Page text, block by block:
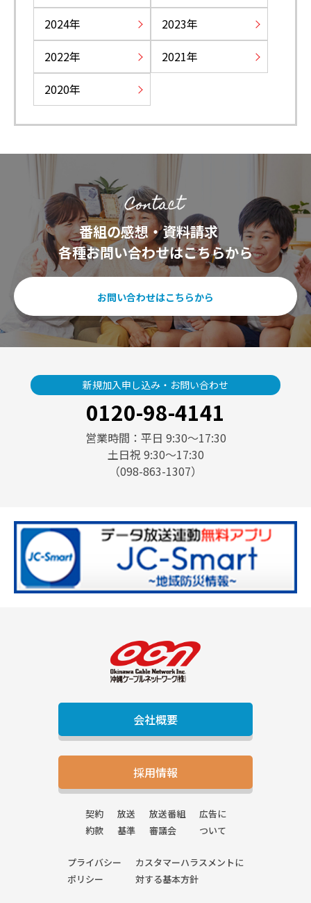
2024
2023
2022
2021
2020
番組の感想・資料請求
各種お問い合わせはこちらから
お問い合わせはこちらから
新規加入申し込み・お問い合わせ
0120-98-4141
営業時間：平日 9:30〜17:30
土日祝 9:30〜17:30
（098-863-1307）
会社概要
採用情報
契約
約款
放送
基準
放送番組
審議会
広告に
ついて
プライバシー
ポリシー
カスタマーハラスメントに
対する基本方針